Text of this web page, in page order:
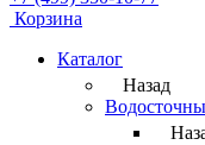
Корзина
Каталог
Назад